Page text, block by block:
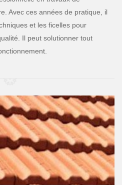
Avec ces années de pratique, il
et les ficelles pour
Il peut solutionner tout